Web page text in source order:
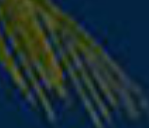
CONNECTORS / ADAPTERS
HP Pavilion dv7-
6000 SATA Hard
Disk Drive
Connector Cable